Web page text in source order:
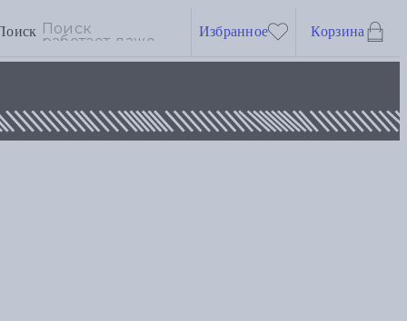
Избранное Корзина